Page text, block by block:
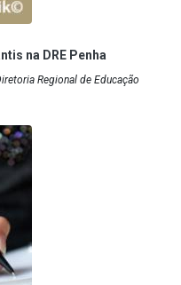
na DRE Penha
Regional de Educação